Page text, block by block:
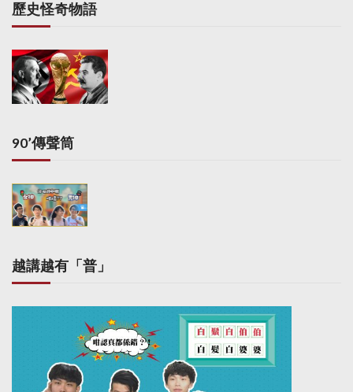
歷史怪奇物語
90’傳聲筒
越講越有「普」